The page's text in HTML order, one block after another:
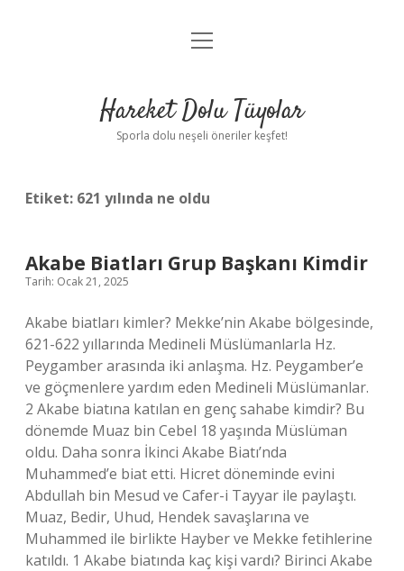
Anasayfa
Yasal Uyarı
menüyü
Hareket Dolu Tüyolar
Sporla dolu neşeli öneriler keşfet!
Etiket: 621 yılında ne oldu
Akabe Biatları Grup Başkanı Kimdir
Tarih: Ocak 21, 2025
Akabe biatları kimler? Mekke’nin Akabe bölgesinde,
621-622 yıllarında Medineli Müslümanlarla Hz.
Peygamber arasında iki anlaşma. Hz. Peygamber’e
ve göçmenlere yardım eden Medineli Müslümanlar.
2 Akabe biatına katılan en genç sahabe kimdir? Bu
dönemde Muaz bin Cebel 18 yaşında Müslüman
oldu. Daha sonra İkinci Akabe Biatı’nda
Muhammed’e biat etti. Hicret döneminde evini
Abdullah bin Mesud ve Cafer-i Tayyar ile paylaştı.
Muaz, Bedir, Uhud, Hendek savaşlarına ve
Muhammed ile birlikte Hayber ve Mekke fetihlerine
katıldı. 1 Akabe biatında kaç kişi vardı? Birinci Akabe